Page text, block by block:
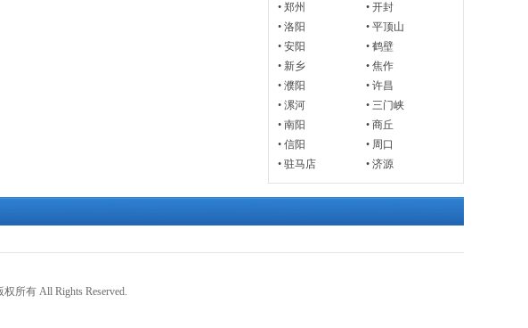
• 郑州 • 开封
• 洛阳 • 平顶山
• 安阳 • 鹤壁
• 新乡 • 焦作
• 濮阳 • 许昌
• 漯河 • 三门峡
• 南阳 • 商丘
• 信阳 • 周口
• 驻马店 • 济源
所有 All Rights Reserved.